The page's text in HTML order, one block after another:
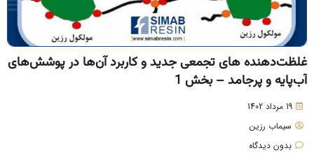
غلظت‌دهنده های تجمعی جدید و کاربرد آن‌ها در پوشش‌های
آب‌پایه و پرجامد – بخش 1
19 مرداد 1402
سیماب رزین
بدون دیدگاه